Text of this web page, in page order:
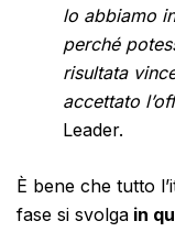
lo abbiamo
perché
risultata
accettato
Leader.
È bene che tutto
fase si svolga in